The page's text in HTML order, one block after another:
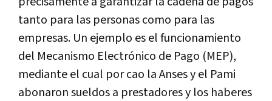
tanto para las personas como para las
empresas. Un ejemplo es el funcionamiento
del Mecanismo Electrónico de Pago (MEP),
mediante el cual por cao la Anses y el Pami
abonaron sueldos a prestadores y los haberes